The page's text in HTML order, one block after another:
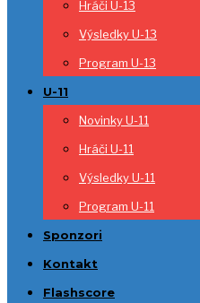
Hráči U-13
Výsledky U-13
Program U-13
U-11
Novinky U-11
Hráči U-11
Výsledky U-11
Program U-11
Sponzori
Kontakt
Flashscore